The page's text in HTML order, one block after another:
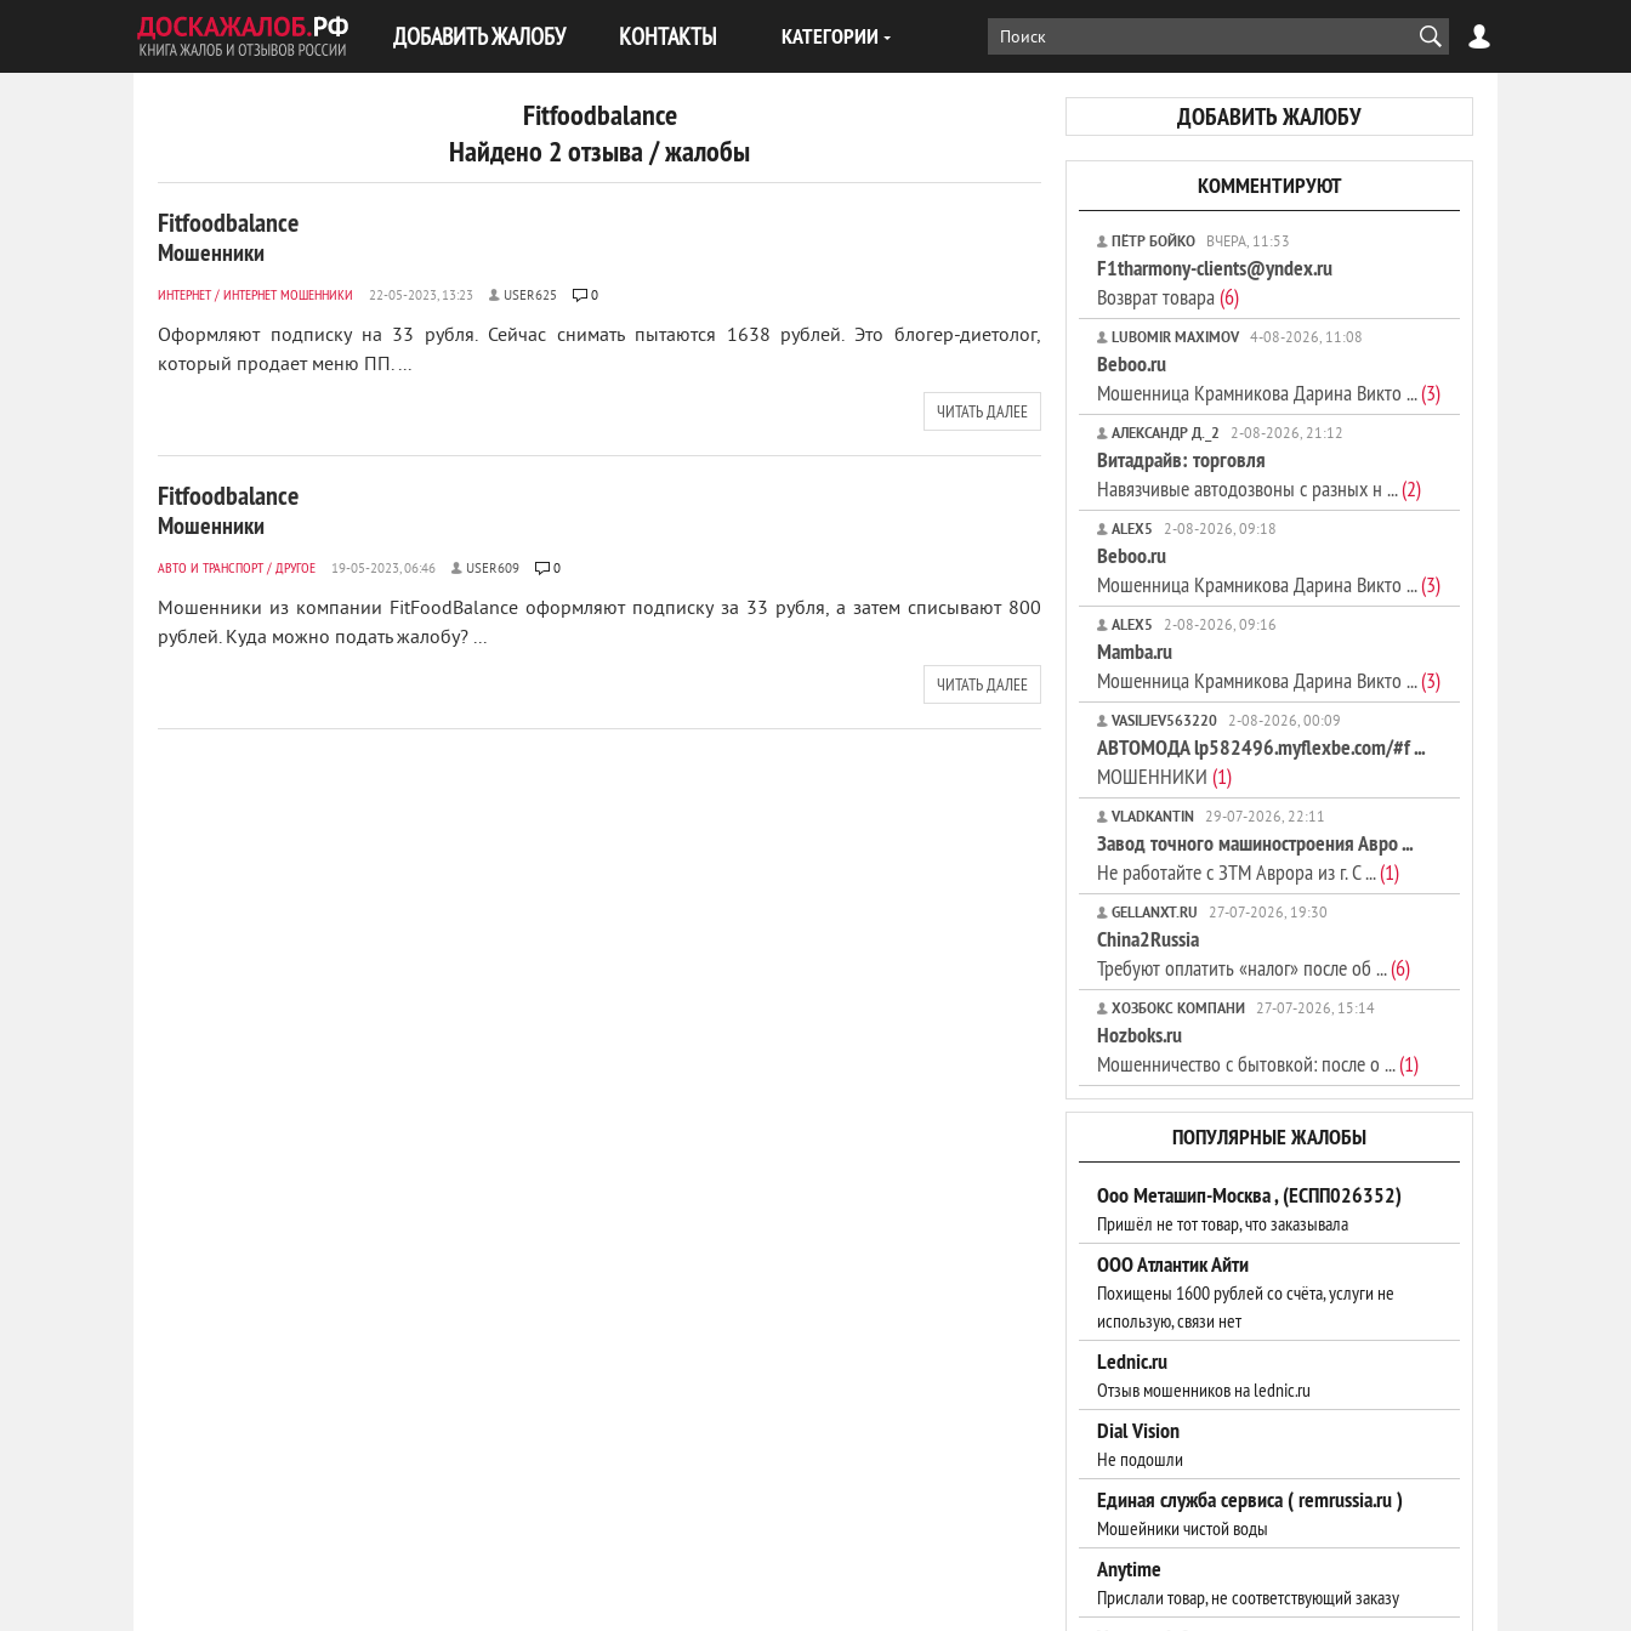
ДОБАВИТЬ ЖАЛОБУ КОНТАКТЫ КАТЕГОРИИ
ДОБАВИТЬ ЖАЛОБУ
Fitfoodbalance
Найдено 2 отзыва / жалобы
Fitfoodbalance
Мошенники
ИНТЕРНЕТ/ ИНТЕРНЕТ МОШЕННИКИ USER625 0
Оформляют подписку на 33 рубля. Сейчас снимать пытаются 1638 рублей. Это блогер-диетолог,
который продает меню ПП. ...
ЧИТАТЬ ДАЛЕЕ
Fitfoodbalance
Мошенники
АВТО И ТРАНСПОРТ/ ДРУГОЕ USER609 0
Мошенники из компании FitFoodBalance оформляют подписку за 33 рубля, а затем списывают 800
рублей. Куда можно подать жалобу? ...
ЧИТАТЬ ДАЛЕЕ
КОММЕНТИРУЮТ
ПЁТР БОЙКО ВЧЕРА, 11:53
F1tharmony-clients@yndex.ru
Возврат товара(6)
LUBOMIR MAXIMOV 4-08-2026, 11:08
Beboo.ru
Мошенница Крамникова Дарина Викто ...(3)
АЛЕКСАНДР Д._2 2-08-2026, 21:12
Витадрайв: торговля
Навязчивые автодозвоны с разных н ...(2)
ALEX5 2-08-2026, 09:18
Beboo.ru
Мошенница Крамникова Дарина Викто ...(3)
ALEX5 2-08-2026, 09:16
Mamba.ru
Мошенница Крамникова Дарина Викто ...(3)
VASILJEV563220 2-08-2026, 00:09
АВТОМОДА lp582496.myflexbe.com/#f ...
МОШЕННИКИ (1)
VLADKANTIN 29-07-2026, 22:11
Завод точного машиностроения Авро ...
Не работайте с ЗТМ Аврора из г. С ...(1)
GELLANXT.RU 27-07-2026, 19:30
China2Russia
Требуют оплатить «налог» после об ...(6)
ХОЗБОКС КОМПАНИ 27-07-2026, 15:14
Hozboks.ru
Мошенничество с бытовкой: после о ...(1)
ПОПУЛЯРНЫЕ ЖАЛОБЫ
Ооо Меташип-Москва , (ЕСПП026352)
Пришёл не тот товар, что заказывала
ООО Атлантик Айти
Похищены 1600 рублей со счёта, услуги не
использую, связи нет
Lednic.ru
Отзыв мошенников на lednic.ru
Dial Vision
Не подошли
Единая служба сервиса ( remrussia.ru )
Мошейники чистой воды
Anytime
Прислали товар, не соответствующий заказу